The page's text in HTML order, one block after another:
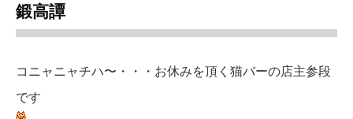
鍛高譚
コニャニャチハ〜・・・お休みを頂く猫バーの店主参段
です